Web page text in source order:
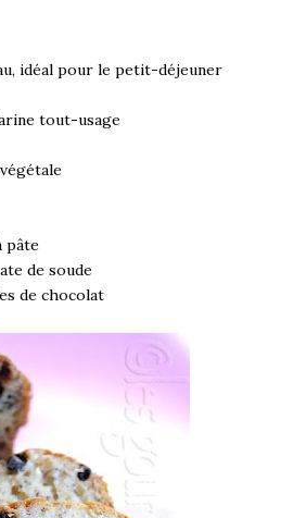
idéal pour le petit-déjeuner
tout-usage
pâte
de soude
de chocolat